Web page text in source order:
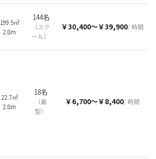
199.5㎡
2.8m
144名
（スク
ール）
￥30,400〜￥39,900/ 時間
22.7㎡
2.8m
18名
（島
型）
￥6,700〜￥8,400/ 時間